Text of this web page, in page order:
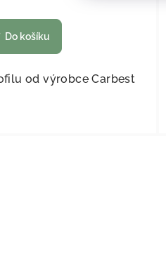
Do košíku
od výrobce Carbest